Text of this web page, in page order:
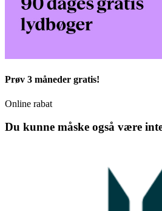
Prøv 3 måneder gratis!
Online rabat
Du kunne måske også være